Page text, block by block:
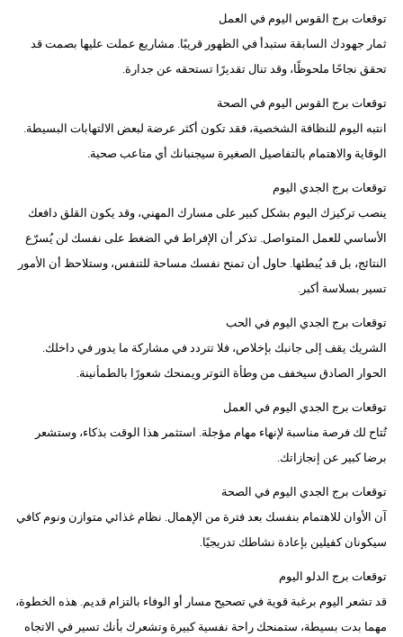
توقعات برج القوس اليوم في العمل
ثمار جهودك السابقة ستبدأ في الظهور قريبًا. مشاريع عملت عليها بصمت قد
تحقق نجاحًا ملحوظًا، وقد تنال تقديرًا تستحقه عن جدارة.
توقعات برج القوس اليوم في الصحة
انتبه اليوم للنظافة الشخصية، فقد تكون أكثر عرضة لبعض الالتهابات البسيطة.
الوقاية والاهتمام بالتفاصيل الصغيرة سيجنبانك أي متاعب صحية.
توقعات برج الجدي اليوم
ينصب تركيزك اليوم بشكل كبير على مسارك المهني، وقد يكون القلق دافعك
الأساسي للعمل المتواصل. تذكر أن الإفراط في الضغط على نفسك لن يُسرّع
النتائج، بل قد يُبطئها. حاول أن تمنح نفسك مساحة للتنفس، وستلاحظ أن الأمور
تسير بسلاسة أكبر.
توقعات برج الجدي اليوم في الحب
الشريك يقف إلى جانبك بإخلاص، فلا تتردد في مشاركة ما يدور في داخلك.
الحوار الصادق سيخفف من وطأة التوتر ويمنحك شعورًا بالطمأنينة.
توقعات برج الجدي اليوم في العمل
تُتاح لك فرصة مناسبة لإنهاء مهام مؤجلة. استثمر هذا الوقت بذكاء، وستشعر
برضا كبير عن إنجازاتك.
توقعات برج الجدي اليوم في الصحة
آن الأوان للاهتمام بنفسك بعد فترة من الإهمال. نظام غذائي متوازن ونوم كافي
سيكونان كفيلين بإعادة نشاطك تدريجيًا.
توقعات برج الدلو اليوم
قد تشعر اليوم برغبة قوية في تصحيح مسار أو الوفاء بالتزام قديم. هذه الخطوة،
مهما بدت بسيطة، ستمنحك راحة نفسية كبيرة وتشعرك بأنك تسير في الاتجاه